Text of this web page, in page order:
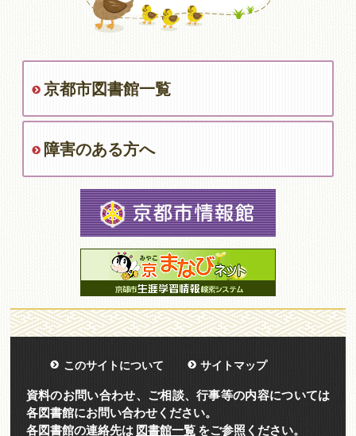
京都市図書館一覧
障害のある方へ
このサイトについて サイトマップ
資料のお問い合わせ、ご相談、行事等の内容については
各図書館にお問い合わせください。
各図書館の連絡先は 図書館一覧をご参照ください。